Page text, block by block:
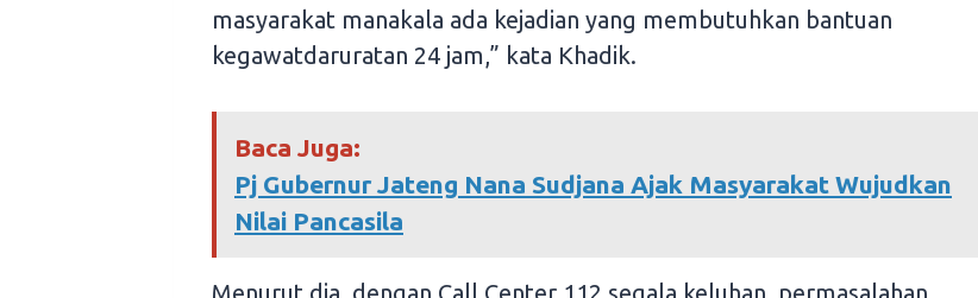
masyarakat manakala ada kejadian yang membutuhkan bantuan
kegawatdaruratan 24 jam,” kata Khadik.
Baca Juga:
Pj Gubernur Jateng Nana Sudjana Ajak Masyarakat Wujudkan
Nilai Pancasila